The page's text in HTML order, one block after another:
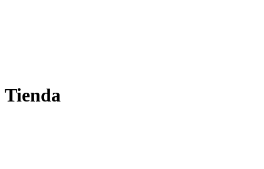
Tienda